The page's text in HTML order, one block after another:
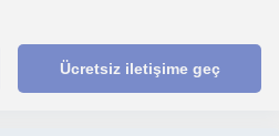
Ücretsiz iletişime geç